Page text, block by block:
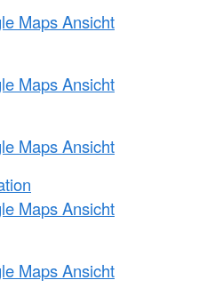
Maps Ansicht
Maps Ansicht
Maps Ansicht
Maps Ansicht
Maps Ansicht